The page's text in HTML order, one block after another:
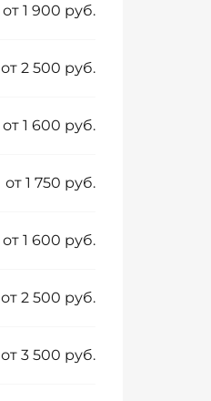
от 1 900 руб.
от 2 500 руб.
от 1 600 руб.
от 1 750 руб.
от 1 600 руб.
от 2 500 руб.
от 3 500 руб.